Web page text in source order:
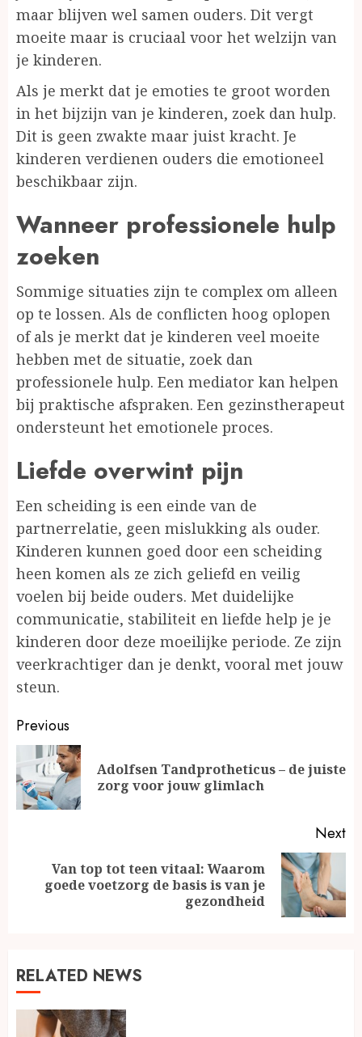
maar blijven wel samen ouders. Dit vergt
moeite maar is cruciaal voor het welzijn van
je kinderen.
Als je merkt dat je emoties te groot worden
in het bijzijn van je kinderen, zoek dan hulp.
Dit is geen zwakte maar juist kracht. Je
kinderen verdienen ouders die emotioneel
beschikbaar zijn.
Wanneer professionele hulp
zoeken
Sommige situaties zijn te complex om alleen
op te lossen. Als de conflicten hoog oplopen
of als je merkt dat je kinderen veel moeite
hebben met de situatie, zoek dan
professionele hulp. Een mediator kan helpen
bij praktische afspraken. Een gezinstherapeut
ondersteunt het emotionele proces.
Liefde overwint pijn
Een scheiding is een einde van de
partnerrelatie, geen mislukking als ouder.
Kinderen kunnen goed door een scheiding
heen komen als ze zich geliefd en veilig
voelen bij beide ouders. Met duidelijke
communicatie, stabiliteit en liefde help je je
kinderen door deze moeilijke periode. Ze zijn
veerkrachtiger dan je denkt, vooral met jouw
steun.
Continue
Reading
Previous
Adolfsen Tandprotheticus – de juiste
zorg voor jouw glimlach
Next
Next
Van top tot teen vitaal: Waarom
goede voetzorg de basis is van je
gezondheid
RELATED NEWS